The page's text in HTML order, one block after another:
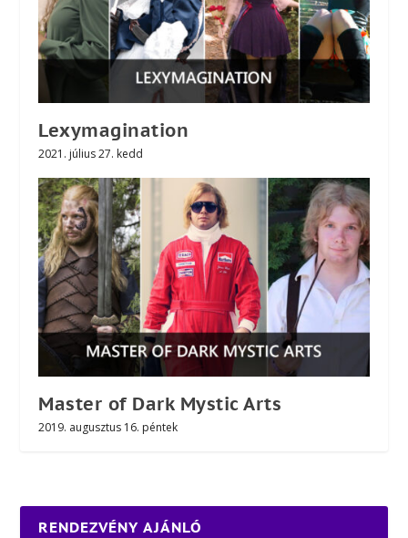
Lexymagination
2021. július 27. kedd
Master of Dark Mystic Arts
2019. augusztus 16. péntek
RENDEZVÉNY AJÁNLÓ